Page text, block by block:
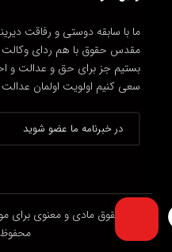
ما با سابقه دوستی و رفاقت
مقدس حقوق با هم ردای وکالت
بستیم جز برای حق و عدالت و
سعی کنیم اولویت اولمان
تمامی حقوق مادی و معنوی